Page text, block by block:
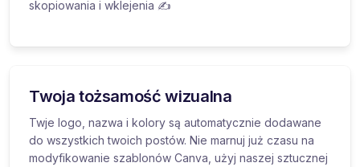
skopiowania i wklejenia ✍️
Twoja tożsamość wizualna
Twje logo, nazwa i kolory są automatycznie dodawane
do wszystkich twoich postów. Nie marnuj już czasu na
modyfikowanie szablonów Canva, użyj naszej sztucznej